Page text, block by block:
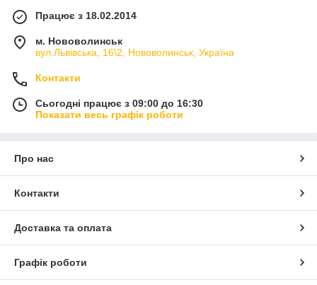
Працює з 18.02.2014
м. Нововолинськ
вул.Львівська, 16\2, Нововолинськ, Україна
Контакти
Сьогодні працює з 09:00 до 16:30
Показати весь графік роботи
Про нас
Контакти
Доставка та оплата
Графік роботи